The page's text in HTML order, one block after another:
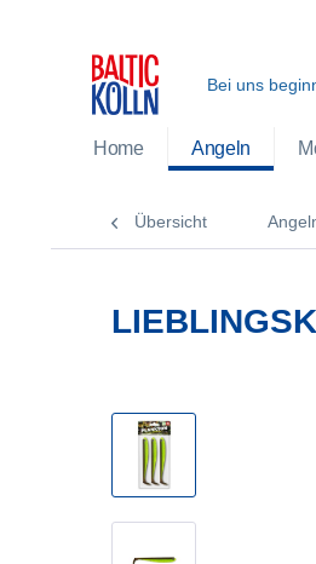
Bei uns
Home Angeln
Übersicht